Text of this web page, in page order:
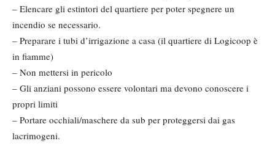
– Elencare gli estintori del quartiere per poter spegnere un
incendio se necessario.
– Preparare i tubi d’irrigazione a casa (il quartiere di Logicoop è
in fiamme)
– Non mettersi in pericolo
– Gli anziani possono essere volontari ma devono conoscere i
propri limiti
– Portare occhiali/maschere da sub per proteggersi dai gas
lacrimogeni.